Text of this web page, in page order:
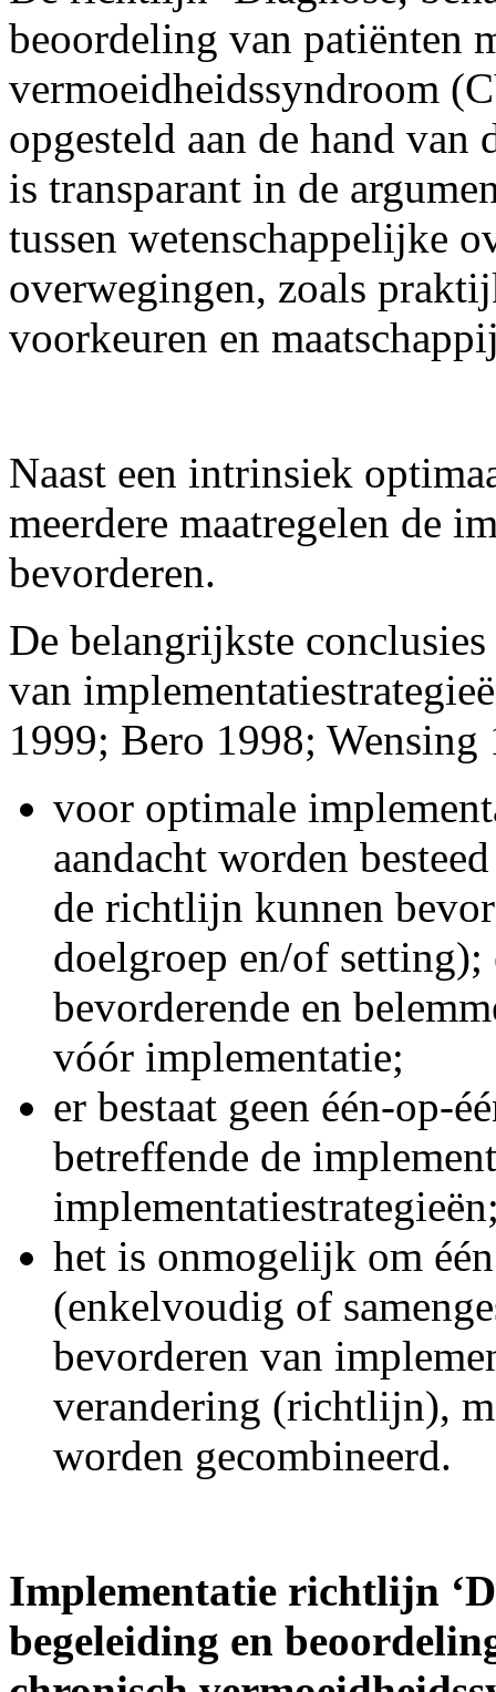
beoordeling van patiënten
vermoeidheidssyndroom
opgesteld aan de hand
is transparant in de
tussen wetenschappelijke
overwegingen, zoals
voorkeuren en
Naast een intrinsiek
meerdere maatregelen de
bevorderen.
De belangrijkste
van
1999; Bero 1998;
voor optimale
aandacht worden
de richtlijn kunnen
doelgroep en/of setting);
bevorderende en
vóór implementatie;
er bestaat geen één-op-
betreffende de
het is onmogelijk om
(enkelvoudig of
bevorderen van
verandering (richtlijn),
worden gecombineerd.
Implementatie richtlijn
begeleiding en